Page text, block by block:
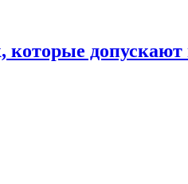
которые